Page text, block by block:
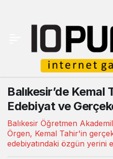
Balıkesir’de Kemal
Edebiyat ve
Balıkesir Öğretmen
Örgen, Kemal Tahir'in
edebiyatındaki özgün yerini